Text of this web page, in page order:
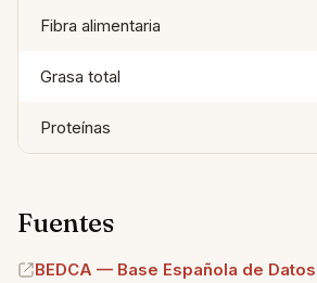
Fibra alimentaria
Grasa total
Proteínas
Fuentes
BEDCA — Base Española de